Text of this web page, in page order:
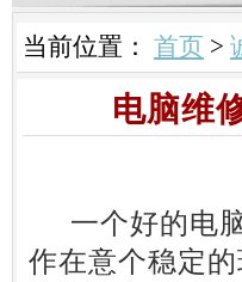
当前位置： 首页 >
电脑维
一个好的电脑
作在意个稳定